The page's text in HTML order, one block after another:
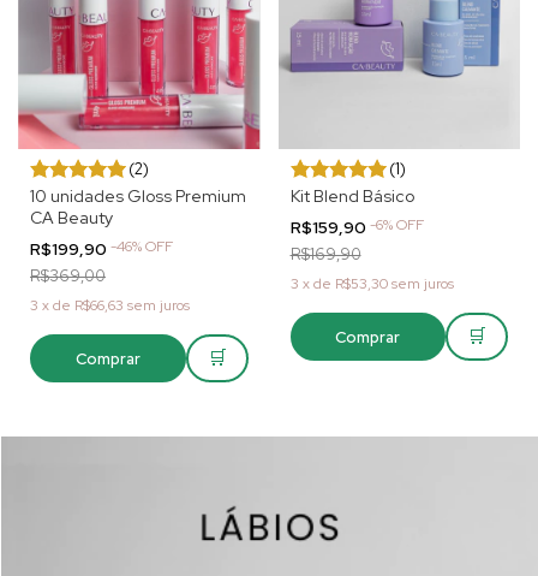
10 unidades Gloss Premium
CA Beauty
(2)
R$199,90 -46%OFF
R$369,00
3 xde R$66,63 sem juros
Comprar 🛒
Kit Blend Básico
(1)
R$159,90 -6%OFF
R$169,90
3 xde R$53,30 sem juros
Comprar 🛒